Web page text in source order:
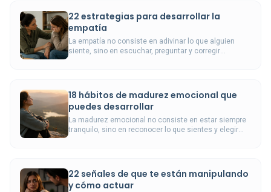
22 estrategias para desarrollar la
empatía
La empatía no consiste en adivinar lo que alguien
siente, sino en escuchar, preguntar y corregir
18 hábitos de madurez emocional que
puedes desarrollar
La madurez emocional no consiste en estar siempre
tranquilo, sino en reconocer lo que sientes y elegir
22 señales de que te están manipulando
y cómo actuar